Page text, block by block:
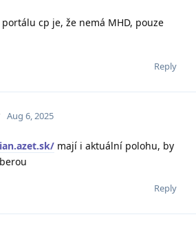
cp je, že nemá MHD, pouze
Reply
Aug 6, 2025
mají i aktuální polohu, by
Reply